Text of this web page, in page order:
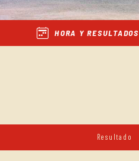
HORA Y RESULTADOS
Resultado